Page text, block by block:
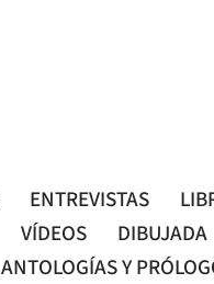
ENTREVISTAS
VÍDEOS DIBUJADA
ANTOLOGÍAS Y